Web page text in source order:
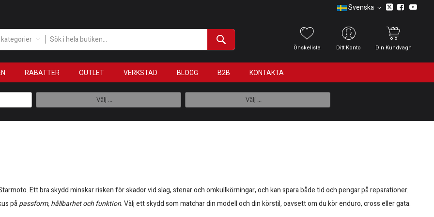
Svenska
Önskelista Ditt Konto Din Kundvagn
RABATTER OUTLET VERKSTAD BLOGG B2B KONTAKTA
Välj ... Välj ...
Ett bra skydd minskar risken för skador vid slag, stenar och omkullkörningar, och kan spara både tid och pengar på reparationer.
påpassform, hållbarhet och funktion. Välj ett skydd som matchar din modell och din körstil, oavsett om du kör enduro, cross eller gata.